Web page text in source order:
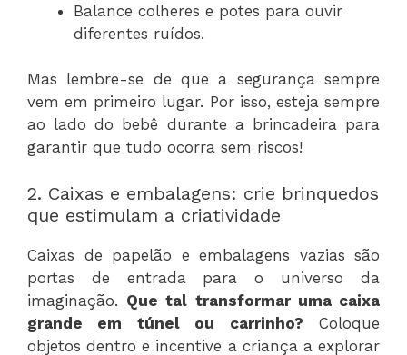
Balance colheres e potes para ouvir
diferentes ruídos.
Mas lembre-se de que a segurança sempre
vem em primeiro lugar. Por isso, esteja sempre
ao lado do bebê durante a brincadeira para
garantir que tudo ocorra sem riscos!
2. Caixas e embalagens: crie brinquedos
que estimulam a criatividade
Caixas de papelão e embalagens vazias são
portas de entrada para o universo da
imaginação. Que tal transformar uma caixa
grande em túnel ou carrinho? Coloque
objetos dentro e incentive a criança a explorar